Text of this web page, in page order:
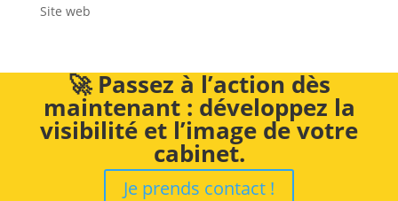
Site web
🚀 Passez à l’action dès
maintenant : développez la
visibilité et l’image de votre
cabinet.
Je prends contact !